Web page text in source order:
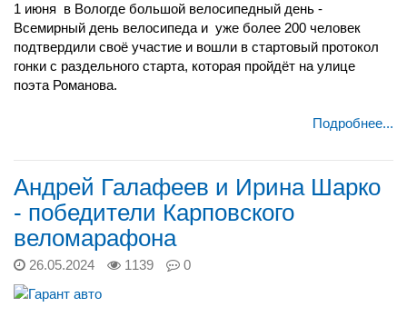
1 июня в Вологде большой велосипедный день -
Всемирный день велосипеда и уже более 200 человек
подтвердили своё участие и вошли в стартовый протокол
гонки с раздельного старта, которая пройдёт на улице
поэта Романова.
Подробнее...
Андрей Галафеев и Ирина Шарко
- победители Карповского
веломарафона
26.05.2024 1139 0